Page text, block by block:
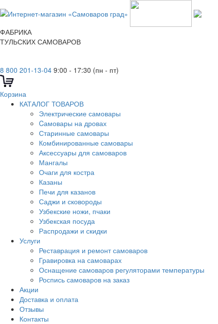
ФАБРИКА
ТУЛЬСКИХ САМОВАРОВ
8 800 201-13-04 9:00 - 17:30 (пн - пт)
Корзина
КАТАЛОГ ТОВАРОВ
Электрические самовары
Cамовары на дровах
Старинные самовары
Комбинированные самовары
Аксессуары для самоваров
Мангалы
Очаги для костра
Казаны
Печи для казанов
Саджи и сковороды
Узбекские ножи, пчаки
Узбекская посуда
Распродажи и скидки
Услуги
Реставрация и ремонт самоваров
Гравировка на самоварах
Оснащение самоваров регуляторами температуры
Роспись самоваров на заказ
Акции
Доставка и оплата
Отзывы
Контакты